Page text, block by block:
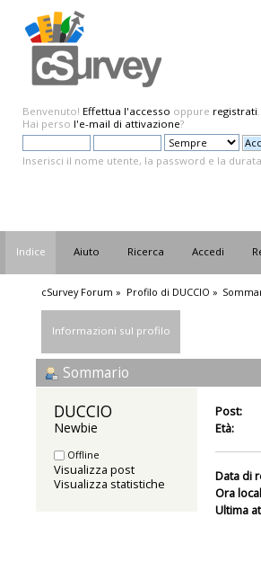
Benvenuto! Effettua l'accesso oppure registrati.
Hai perso l'e-mail di attivazione?
Inserisci il nome utente, la password e la
Indice Aiuto Ricerca Accedi
cSurvey Forum » Profilo di DUCCIO »
Informazioni sul profilo
Sommario
DUCCIO
Newbie
Offline
Visualizza post
Visualizza statistiche
Post:
Età:
Data di
Ora
Ultima